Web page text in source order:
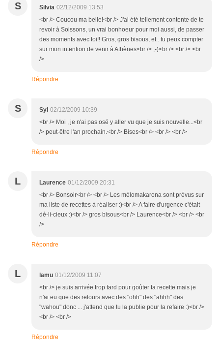
S Silvia 02/12/2009 13:53
<br /> Coucou ma belle!<br /> J'ai été tellement contente de te
revoir à Soissons, un vrai bonhoeur pour moi aussi, de passer
des moments avec toi!! Gros, gros bisous, et.. tu peux compter
sur mon intention de venir à Athènes<br /> ;-)<br /> <br /> <br
/>
Répondre
S Syl 02/12/2009 10:39
<br /> Moi , je n'ai pas osé y aller vu que je suis nouvelle...<br
/> peut-être l'an prochain.<br /> Bises<br /> <br /> <br />
Répondre
L Laurence 01/12/2009 20:31
<br /> Bonsoir<br /> <br /> Les mélomakarona sont prévus sur
ma liste de recettes à réaliser :)<br /> A faire d'urgence c'était
dé-li-cieux :)<br /> gros bisous<br /> Laurence<br /> <br /> <br
/>
Répondre
L lamu 01/12/2009 11:07
<br /> je suis arrivée trop tard pour goûter ta recette mais je
n'ai eu que des retours avec des "ohh" des "ahhh" des
"wahou" donc ... j'attend que tu la publie pour la refaire :)<br />
<br /> <br />
Répondre